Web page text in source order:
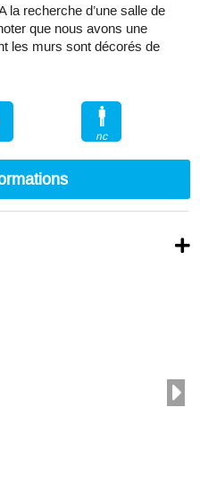
la recherche d’une salle de
que nous avons une
les murs sont décorés de
nc